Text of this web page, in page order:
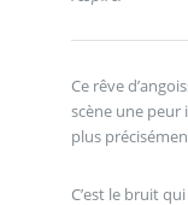
Ce rêve
scène une peur
plus
C’est le bruit